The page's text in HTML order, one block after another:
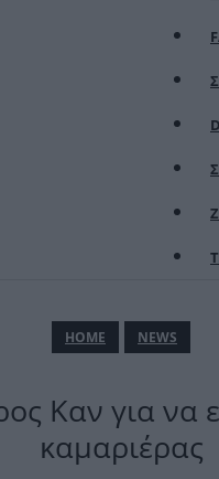
ΗΟΜΕ NEWS
Καν για
καμαριέρας